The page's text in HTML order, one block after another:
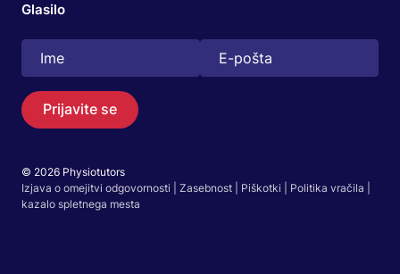
Išči
Glasilo
Prijavite se
© 2026 Physiotutors
Izjava o omejitvi odgovornosti
Zasebnost Piškotki Politika vračila
kazalo spletnega mesta